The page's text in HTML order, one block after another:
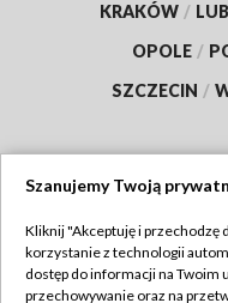
KRAKÓW /
OPOLE /
SZCZECIN /
Abonament TVP
Szanujemy Twoją
Kliknij "Akceptuję i przechodzę
korzystanie z technologii
dostęp do informacji na Twoim
przechowywanie oraz na